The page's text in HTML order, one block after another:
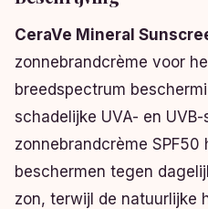
CeraVe Mineral
zonnebrandcrème voor
breedspectrum
schadelijke UVA- en
zonnebrandcrème SPF50
beschermen tegen
zon, terwijl de natuurlijke